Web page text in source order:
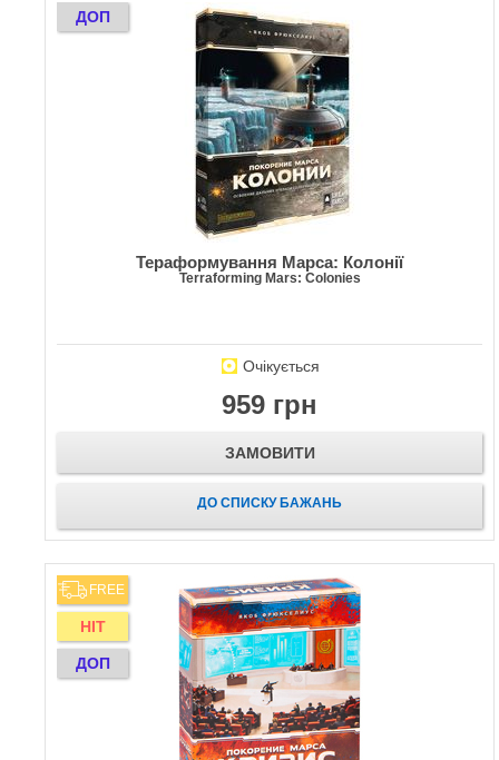
ДОП
Тераформування Марса: Колонії
Terraforming Mars: Colonies
Очікується
959 грн
ЗАМОВИТИ
ДО СПИСКУ БАЖАНЬ
FREE
HIT
ДОП